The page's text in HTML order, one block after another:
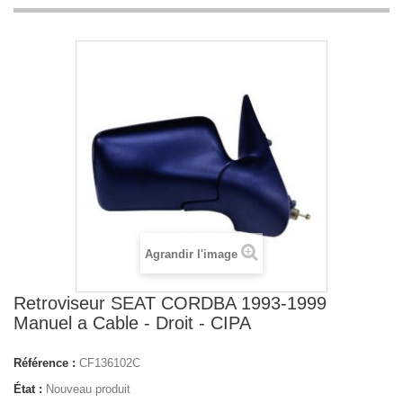
Agrandir l'image
Retroviseur SEAT CORDBA 1993-1999
Manuel a Cable - Droit - CIPA
Référence : CF136102C
État : Nouveau produit